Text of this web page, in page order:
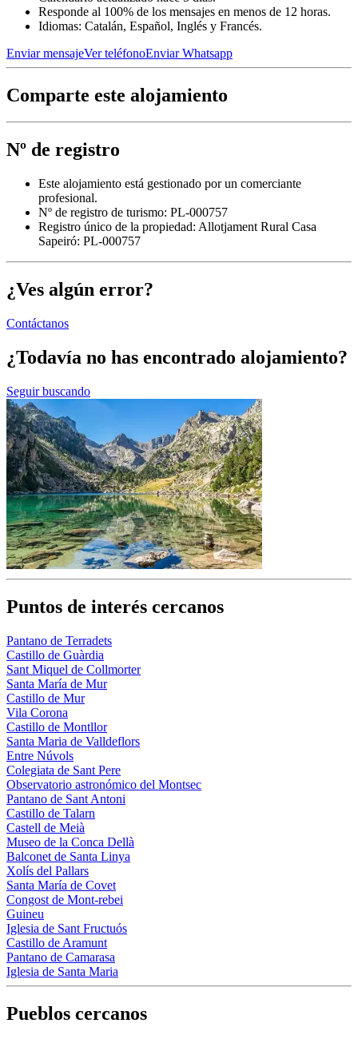
Responde al 100% de los mensajes en menos de 12 horas.
Idiomas: Catalán, Español, Inglés y Francés.
Enviar mensajeVer teléfonoEnviar Whatsapp
Comparte este alojamiento
Nº de registro
Este alojamiento está gestionado por un comerciante
profesional.
Nº de registro de turismo: PL-000757
Registro único de la propiedad: Allotjament Rural Casa
Sapeiró: PL-000757
¿Ves algún error?
Contáctanos
¿Todavía no has encontrado alojamiento?
Seguir buscando
Puntos de interés cercanos
Pantano de Terradets
Castillo de Guàrdia
Sant Miquel de Collmorter
Santa María de Mur
Castillo de Mur
Vila Corona
Castillo de Montllor
Santa Maria de Valldeflors
Entre Núvols
Colegiata de Sant Pere
Observatorio astronómico del Montsec
Pantano de Sant Antoni
Castillo de Talarn
Castell de Meià
Museo de la Conca Dellà
Balconet de Santa Linya
Xolís del Pallars
Santa María de Covet
Congost de Mont-rebei
Guineu
Iglesia de Sant Fructuós
Castillo de Aramunt
Pantano de Camarasa
Iglesia de Santa Maria
Pueblos cercanos